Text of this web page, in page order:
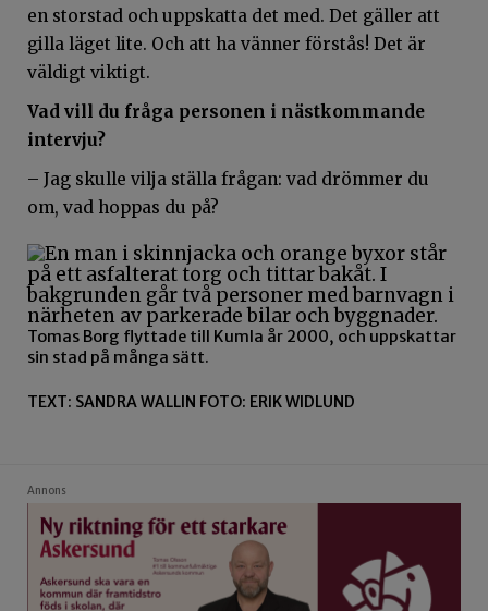
en storstad och uppskatta det med. Det gäller att
gilla läget lite. Och att ha vänner förstås! Det är
väldigt viktigt.
Vad vill du fråga personen i nästkommande
intervju?
– Jag skulle vilja ställa frågan: vad drömmer du
om, vad hoppas du på?
Tomas Borg flyttade till Kumla år 2000, och uppskattar
sin stad på många sätt.
TEXT: SANDRA WALLIN FOTO: ERIK WIDLUND
Annons